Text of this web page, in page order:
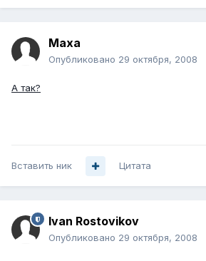
Maxa
Опубликовано 29 октября, 2008
А так?
Вставить ник Цитата
Ivan Rostovikov
Опубликовано 29 октября, 2008